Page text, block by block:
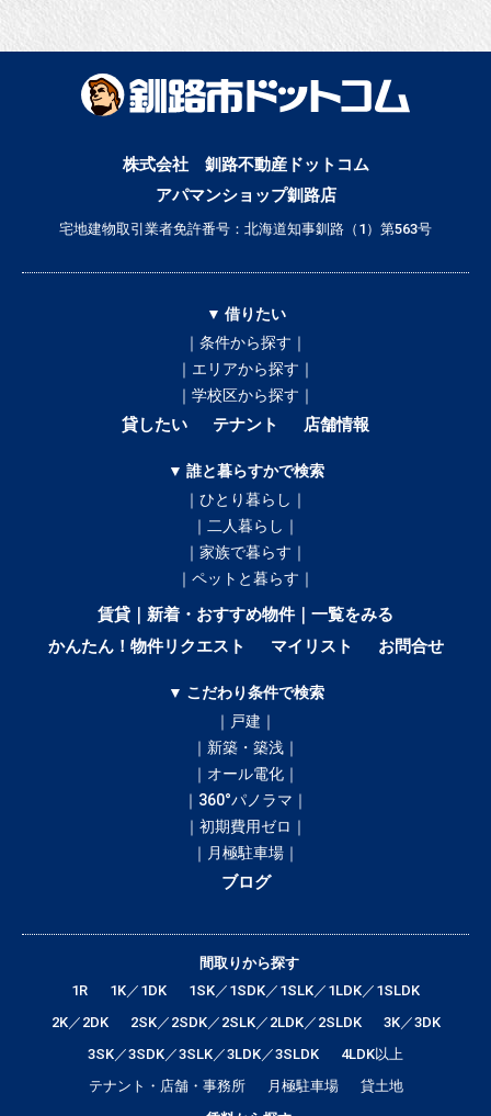
株式会社 釧路不動産ドットコム
アパマンショップ釧路店
宅地建物取引業者免許番号：北海道知事釧路（1）第563号
▼ 借りたい
｜条件から探す｜
｜エリアから探す｜
｜学校区から探す｜
貸したい テナント 店舗情報
▼ 誰と暮らすかで検索
｜ひとり暮らし｜
｜二人暮らし｜
｜家族で暮らす｜
｜ペットと暮らす｜
賃貸｜新着・おすすめ物件｜一覧をみる
かんたん！物件リクエスト
マイリスト お問合せ
▼ こだわり条件で検索
｜戸建｜
｜新築・築浅｜
｜オール電化｜
｜360°パノラマ｜
｜初期費用ゼロ｜
｜月極駐車場｜
ブログ
間取りから探す
1R
1K／1DK
1SK／1SDK／1SLK／1LDK／1SLDK
2K／2DK
2SK／2SDK／2SLK／2LDK／2SLDK
3K／3DK
3SK／3SDK／3SLK／3LDK／3SLDK
4LDK以上
テナント・店舗・事務所
月極駐車場
貸土地